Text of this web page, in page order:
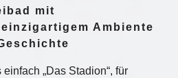
mit
Ambiente
„Das Stadion“, für